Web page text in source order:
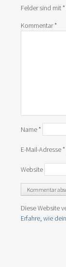
Felder sind mit*
Kommentar*
Name*
E-Mail-Adresse*
Website
Diese Website
Erfahre, wie